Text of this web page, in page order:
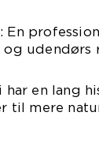
og udendørs
en lang
til mere